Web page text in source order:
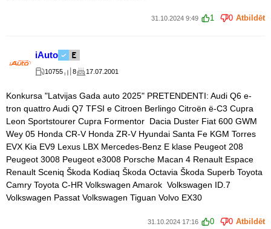
31.10.2024 9:49 1 0 Atbildēt
iAuto
10755 8 17.07.2001
Konkursa "Latvijas Gada auto 2025" PRETENDENTI: Audi Q6 e-
tron quattro Audi Q7 TFSI e Citroen Berlingo Citroën ë-C3 Cupra
Leon Sportstourer Cupra Formentor Dacia Duster Fiat 600 GWM
Wey 05 Honda CR-V Honda ZR-V Hyundai Santa Fe KGM Torres
EVX Kia EV9 Lexus LBX Mercedes-Benz E klase Peugeot 208
Peugeot 3008 Peugeot e3008 Porsche Macan 4 Renault Espace
Renault Sceniq Škoda Kodiaq Škoda Octavia Škoda Superb Toyota
Camry Toyota C-HR Volkswagen Amarok Volkswagen ID.7
Volkswagen Passat Volkswagen Tiguan Volvo EX30
31.10.2024 17:16 0 0 Atbildēt